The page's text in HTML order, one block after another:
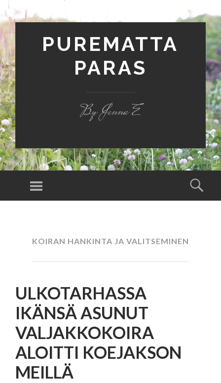
PUREMATTA
PARAS
By Jenna E
Valikko
KOIRAN HANKINTA JA VALITSEMINEN
ULKOTARHASSA
IKÄNSÄ ASUNUT
VALJAKKOKOIRA
ALOITTI KOEJAKSON
MEILLÄ